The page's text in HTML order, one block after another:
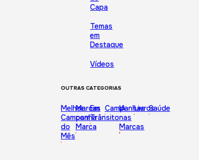
Capa
Temas
em
Destaque
Vídeos
OUTRAS CATEGORIAS
Melhor
Campanha
do
Mês
Marcas
com
Marca
Em
Trânsito
Campanhas
IA
nas
Marcas
LivrosSaúde